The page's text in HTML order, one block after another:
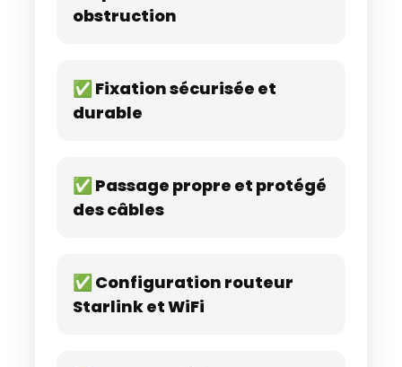
obstruction
✅ Fixation sécurisée et
durable
✅ Passage propre et protégé
des câbles
✅ Configuration routeur
Starlink et WiFi